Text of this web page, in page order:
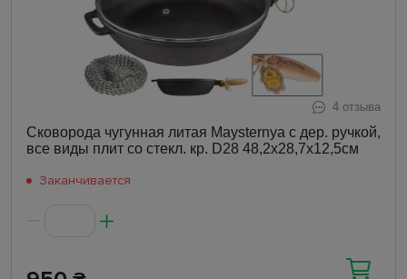
4 отзыва
Сковорода чугунная литая Maysternya с дер. ручкой,
все виды плит со стекл. кр. D28 48,2х28,7х12,5см
Заканчивается